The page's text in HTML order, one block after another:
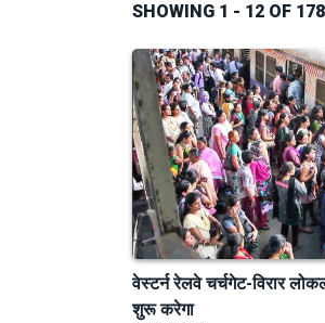
SHOWING 1 - 12 OF
वेस्टर्न रेलवे चर्चगेट-विरार
शुरू करेगा